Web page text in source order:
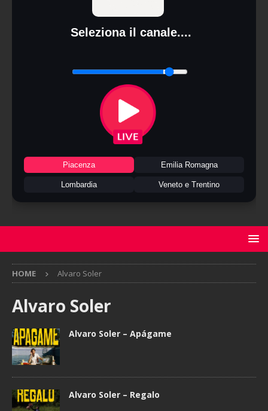
Seleziona il canale....
Piacenza Emilia Romagna
Lombardia Veneto e Trentino
HOME Alvaro Soler
Alvaro Soler
Alvaro Soler – Apágame
Alvaro Soler – Regalo